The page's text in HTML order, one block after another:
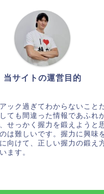
当サイトの運営目的
ック過ぎてわからないこと
ても間違った情報であふれ
せっかく握力を鍛えようと
は難しいです。握力に興味
向けて、正しい握力の鍛え
ます。